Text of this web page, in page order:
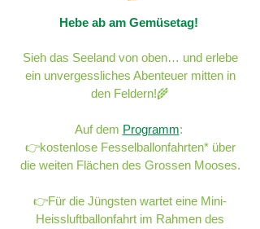
Hebe ab am Gemüsetag!
Sieh das Seeland von oben… und erlebe
ein unvergessliches Abenteuer mitten in
den Feldern!🌾
Auf dem Programm:
👉kostenlose Fesselballonfahrten* über
die weiten Flächen des Grossen Mooses.
👉Für die Jüngsten wartet eine Mini-
Heissluftballonfahrt im Rahmen des